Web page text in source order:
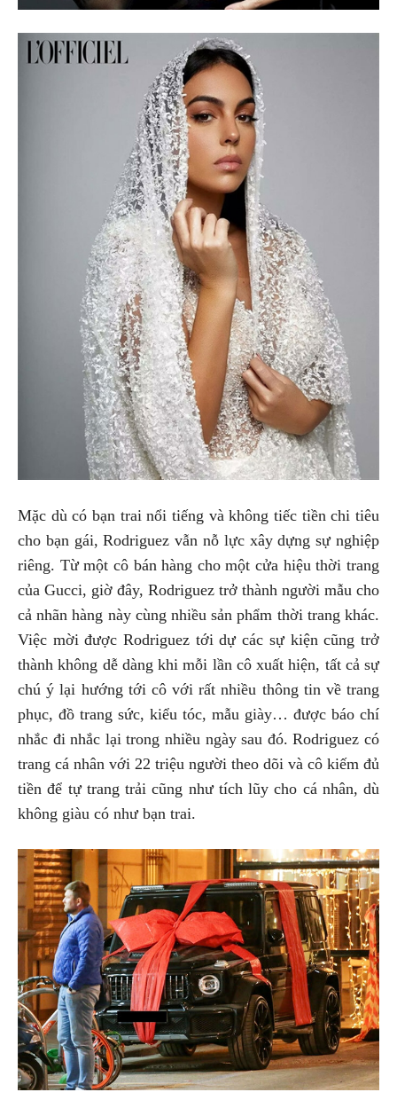
Mặc dù có bạn trai nổi tiếng và không tiếc tiền chi tiêu
cho bạn gái, Rodriguez vẫn nỗ lực xây dựng sự nghiệp
riêng. Từ một cô bán hàng cho một cửa hiệu thời trang
của Gucci, giờ đây, Rodriguez trở thành người mẫu cho
cả nhãn hàng này cùng nhiều sản phẩm thời trang khác.
Việc mời được Rodriguez tới dự các sự kiện cũng trở
thành không dễ dàng khi mỗi lần cô xuất hiện, tất cả sự
chú ý lại hướng tới cô với rất nhiều thông tin về trang
phục, đồ trang sức, kiểu tóc, mẫu giày… được báo chí
nhắc đi nhắc lại trong nhiều ngày sau đó. Rodriguez có
trang cá nhân với 22 triệu người theo dõi và cô kiếm đủ
tiền để tự trang trải cũng như tích lũy cho cá nhân, dù
không giàu có như bạn trai.